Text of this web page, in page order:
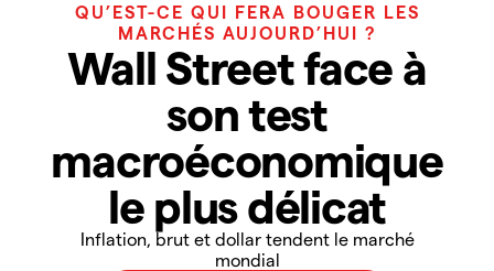
QU’EST-CE QUI FERA BOUGER LES
MARCHÉS AUJOURD’HUI ?
Wall Street face à
son test
macroéconomique
le plus délicat
Inflation, brut et dollar tendent le marché
mondial